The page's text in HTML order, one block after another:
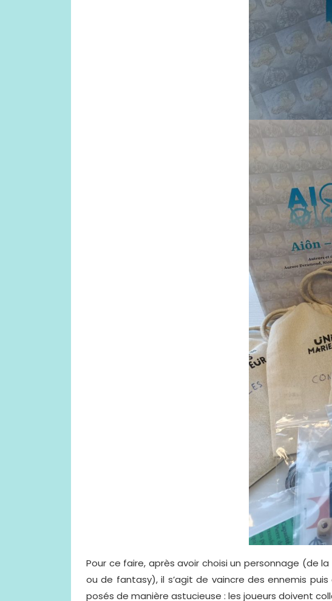
Pour ce faire, après avoir choisi un personnage (de
ou de fantasy), il s’agit de vaincre des ennemis
posés de manière astucieuse : les joueurs doivent